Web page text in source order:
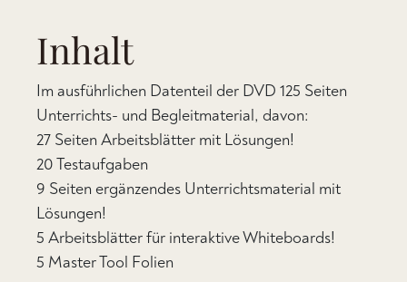
Inhalt
Im ausführlichen Datenteil der DVD 125 Seiten
Unterrichts- und Begleitmaterial, davon:
27 Seiten Arbeitsblätter mit Lösungen!
20 Testaufgaben
9 Seiten ergänzendes Unterrichtsmaterial mit
Lösungen!
5 Arbeitsblätter für interaktive Whiteboards!
5 Master Tool Folien